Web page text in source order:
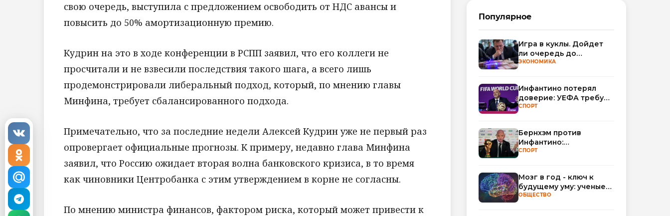
свою очередь, выступила с предложением освободить от НДС авансы и
повысить до 50% амортизационную премию.
Кудрин на это в ходе конференции в РСПП заявил, что его коллеги не
просчитали и не взвесили последствия такого шага, а всего лишь
продемонстрировали либеральный подход, который, по мнению главы
Минфина, требует сбалансированного подхода.
Примечательно, что за последние недели Алексей Кудрин уже не первый раз
опровергает официальные прогнозы. К примеру, недавно глава Минфина
заявил, что Россию ожидает вторая волна банковского кризиса, в то время
как чиновники Центробанка с этим утверждением в корне не согласны.
По мнению министра финансов, фактором риска, который может привести к
Популярное
Игра в куклы. Дойдет
ли очередь до
Миллера?
ЭКОНОМИКА
Инфантино потерял
доверие: УЕФА требует
смены руководства
СПОРТ
Бернхэм против
Инфантино:
политический кризис в
СПОРТ
Мозг в год - ключ к
будущему уму: ученые
научились
ОБЩЕСТВО